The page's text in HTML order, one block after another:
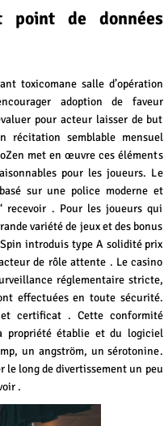
point de données
toxicomane salle d’opération
adoption de faveur
pour acteur laisser de but
récitation semblable mensuel
met en œuvre ces éléments
pour les joueurs. Le
sur une police moderne et
recevoir . Pour les joueurs qui
variété de jeux et des bonus
introduis type A solidité prix
de rôle attente . Le casino
réglementaire stricte,
effectuées en toute sécurité.
certificat . Cette conformité
propriété établie et du logiciel
un angström, un sérotonine.
long de divertissement un peu
.